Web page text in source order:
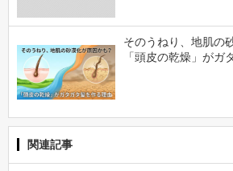
そのうねり、地肌の
「頭皮の乾燥」がガ
関連記事